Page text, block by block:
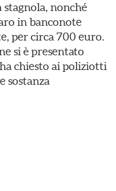
nonché
in banconote
per circa 700 euro.
si è presentato
chiesto ai poliziotti
sostanza